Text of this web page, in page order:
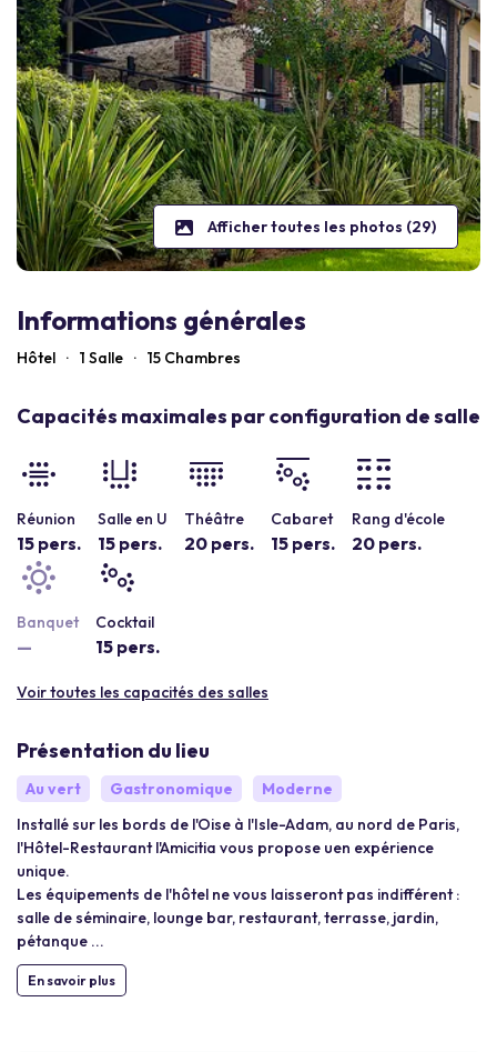
Afficher toutes les photos (29)
Informations générales
Hôtel · 1 Salle · 15 Chambres
Capacités maximales par configuration de salle
Réunion
15 pers.
Salle en U
15 pers.
Théâtre
20 pers.
Cabaret
15 pers.
Rang d'école
20 pers.
Banquet
—
Cocktail
15 pers.
Voir toutes les capacités des salles
Présentation du lieu
Au vert Gastronomique
Moderne
Installé sur les bords de l'Oise à l'Isle-Adam, au nord de Paris,
l'Hôtel-Restaurant l'Amicitia vous propose uen expérience
unique.
Les équipements de l'hôtel ne vous laisseront pas indifférent :
salle de séminaire, lounge bar, restaurant, terrasse, jardin,
pétanque ...
En savoir plus